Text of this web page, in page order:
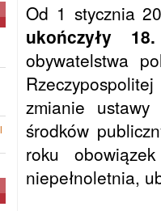
Od 1 stycznia
ukończyły
obywatelstwa
zmianie
środków
roku
niepełnoletnia,